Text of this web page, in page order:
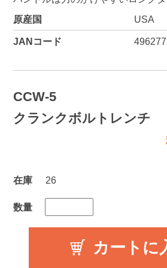
原産国
USA
JANコード
CCW-5
クランクボルトレンチ
在庫
26
数量